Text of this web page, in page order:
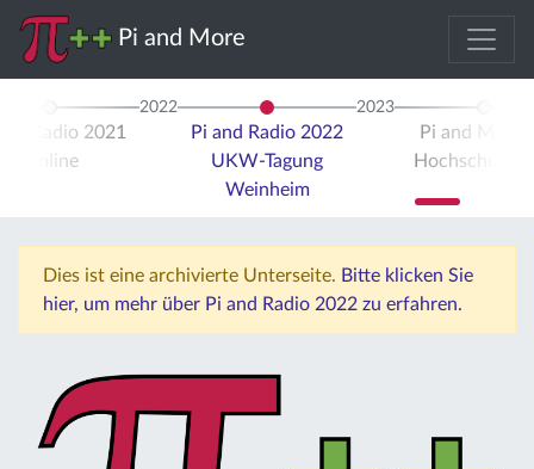
Pi and More
Radio 2021
Online
2022
Pi and Radio 2022
UKW-Tagung
Weinheim
2023
Pi and More
Hochschule
Dies ist eine archivierte Unterseite. Bitte klicken Sie
hier, um mehr über Pi and Radio 2022 zu erfahren.